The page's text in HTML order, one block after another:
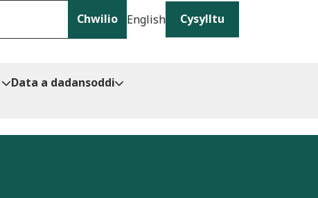
Chwilio English Cysylltu
Data a dadansoddi